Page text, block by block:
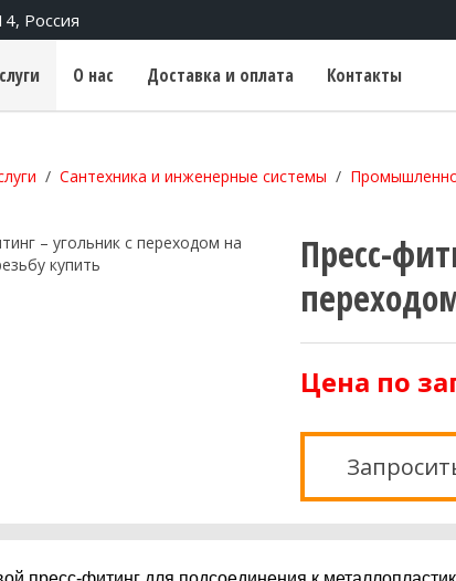
Россия
О нас Доставка и оплата Контакты
Сантехника и инженерные системы
Пресс-
Цена по